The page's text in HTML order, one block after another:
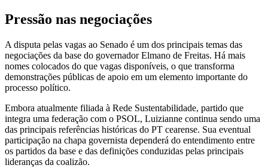
Pressão nas negociações
A disputa pelas vagas ao Senado é um dos principais temas das
negociações da base do governador Elmano de Freitas. Há mais
nomes colocados do que vagas disponíveis, o que transforma
demonstrações públicas de apoio em um elemento importante do
processo político.
Embora atualmente filiada à Rede Sustentabilidade, partido que
integra uma federação com o PSOL, Luizianne continua sendo uma
das principais referências históricas do PT cearense. Sua eventual
participação na chapa governista dependerá do entendimento entre
os partidos da base e das definições conduzidas pelas principais
lideranças da coalizão.